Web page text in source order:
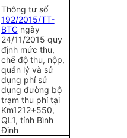
Thông tư số
192/2015/TT-
BTCngày
24/11/2015 quy
định mức thu,
chế độ thu, nộp,
quản lý và sử
dụng phí sử
dụng đường bộ
trạm thu phí tại
Km1212+550,
QL1, tỉnh Bình
Định